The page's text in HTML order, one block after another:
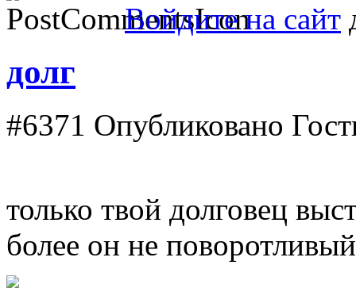
Войдите на сайт
долг
#6371 Опубликовано
только твой долговец
более он не поворотливый